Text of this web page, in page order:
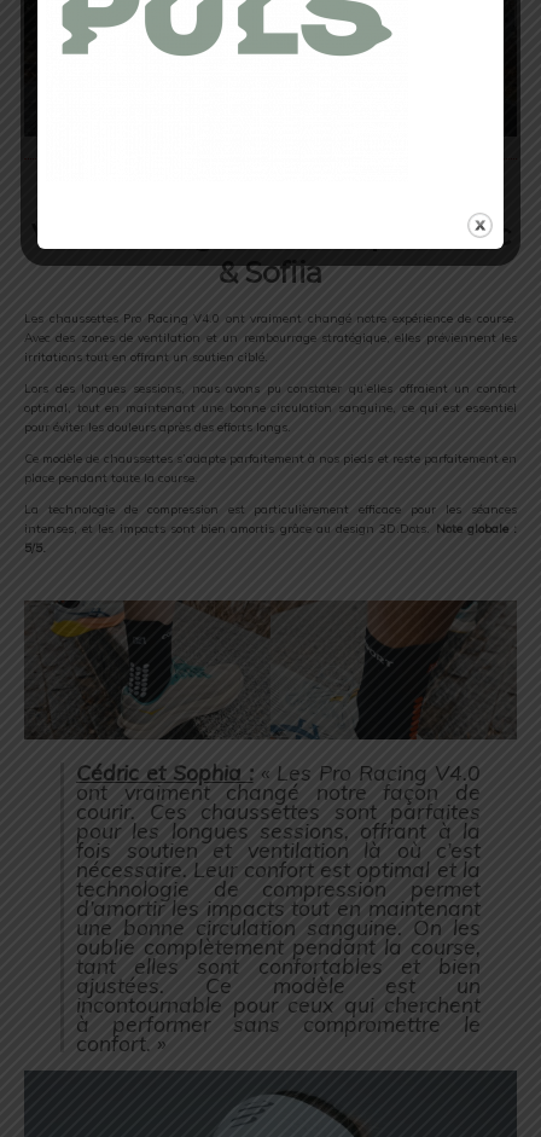
V4.0 Run High – Testées par Cédric
& Sofiia
Les chaussettes Pro Racing V4.0 ont vraiment changé notre expérience de course.
Avec des zones de ventilation et un rembourrage stratégique, elles préviennent les
irritations tout en offrant un soutien ciblé.
Lors des longues sessions, nous avons pu constater qu’elles offraient un confort
optimal, tout en maintenant une bonne circulation sanguine, ce qui est essentiel
pour éviter les douleurs après des efforts longs.
Ce modèle de chaussettes s’adapte parfaitement à nos pieds et reste parfaitement en
place pendant toute la course.
La technologie de compression est particulièrement efficace pour les séances
intenses, et les impacts sont bien amortis grâce au design 3D.Dots. Note globale :
5/5.
Cédric et Sophia :« Les Pro Racing V4.0
ont vraiment changé notre façon de
courir. Ces chaussettes sont parfaites
pour les longues sessions, offrant à la
fois soutien et ventilation là où c’est
nécessaire. Leur confort est optimal et la
technologie de compression permet
d’amortir les impacts tout en maintenant
une bonne circulation sanguine. On les
oublie complètement pendant la course,
tant elles sont confortables et bien
ajustées. Ce modèle est un
incontournable pour ceux qui cherchent
à performer sans compromettre le
confort. »